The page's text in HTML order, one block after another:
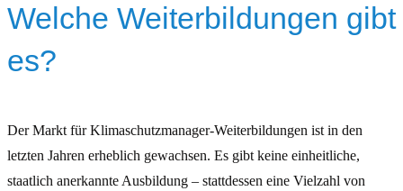
Welche Weiterbildungen gibt
es?
Der Markt für Klimaschutzmanager-Weiterbildungen ist in den
letzten Jahren erheblich gewachsen. Es gibt keine einheitliche,
staatlich anerkannte Ausbildung – stattdessen eine Vielzahl von